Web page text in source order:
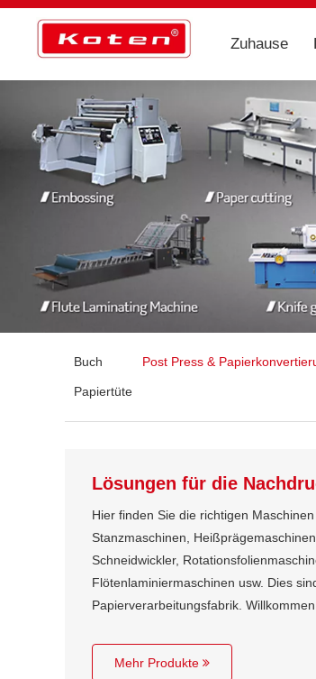
Zuhause
Buch Post Press &
Papiertüte
Lösungen für die
Hier finden Sie die richtigen
Stanzmaschinen,
Schneidwickler,
Flötenlaminiermaschinen usw. Dies
Papierverarbeitungsfabrik.
Mehr Produkte